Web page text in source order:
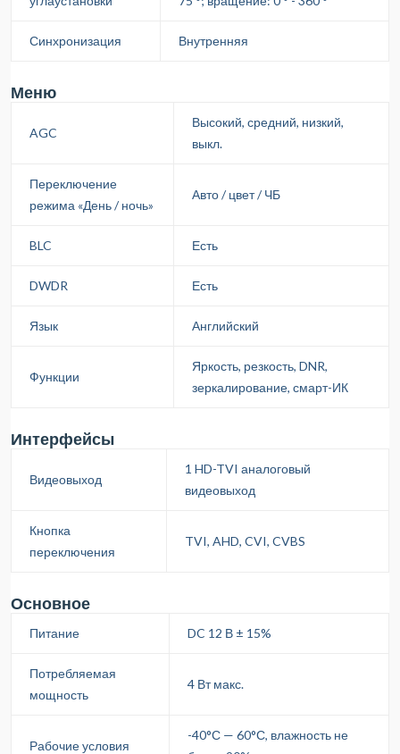
Синхронизация Внутренняя
Меню
AGC
Высокий, средний, низкий,
выкл.
Переключение
режима «День / ночь»
Авто / цвет / ЧБ
BLC Есть
DWDR Есть
Язык Английский
Функции
Яркость, резкость, DNR,
зеркалирование, смарт-ИК
Интерфейсы
Видеовыход
1 HD-TVI аналоговый
видеовыход
Кнопка
переключения
TVI, AHD, CVI, CVBS
Основное
Питание DC 12 В ± 15%
Потребляемая
мощность
4 Вт макс.
Рабочие условия
-40°С — 60°С, влажность не